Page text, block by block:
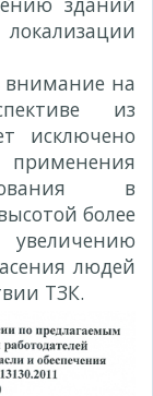
внимание на
из
исключено
в
более
людей
ТЗК.